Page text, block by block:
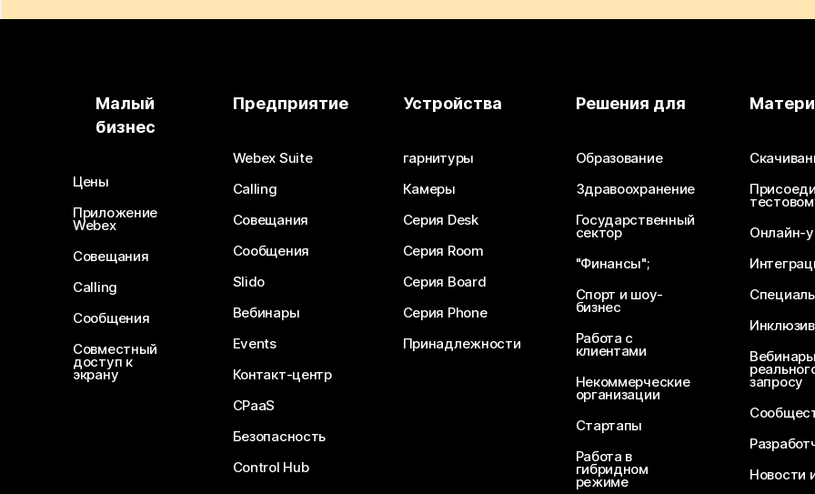
Малый
бизнес
Цены
Приложение
Webex
Совещания
Calling
Сообщения
Совместный
доступ к
экрану
Предприятие
Webex Suite
Calling
Совещания
Сообщения
Slido
Вебинары
Events
Контакт-центр
CPaaS
Безопасность
Control Hub
Устройства
гарнитуры
Камеры
Серия Desk
Серия Room
Серия Board
Серия Phone
Принадлежности
Решения для
Образование
Здравоохранение
Государственный
сектор
"Финансы";
Спорт и шоу-
бизнес
Работа с
клиентами
Некоммерческие
организации
Стартапы
Работа в
гибридном
режиме
Онлайн-
запросу
Новости